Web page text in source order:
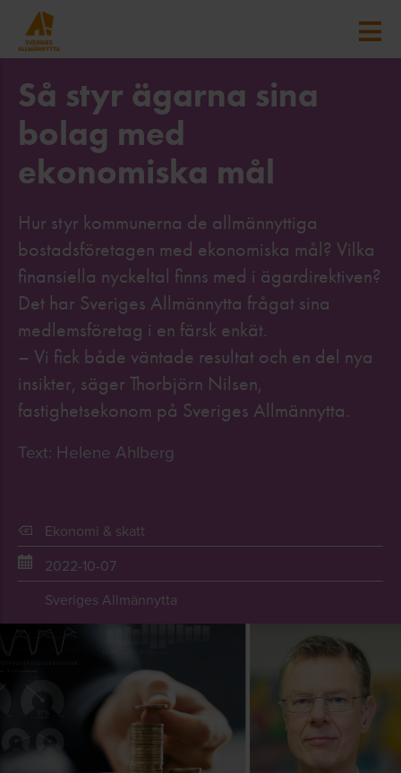
Så styr ägarna sina
bolag med
ekonomiska mål
Hur styr kommunerna de allmännyttiga
bostadsföretagen med ekonomiska mål? Vilka
finansiella nyckeltal finns med i ägardirektiven?
Det har Sveriges Allmännytta frågat sina
medlemsföretag i en färsk enkät.
– Vi fick både väntade resultat och en del nya
insikter, säger Thorbjörn Nilsen,
fastighetsekonom på Sveriges Allmännytta.
Text: Helene Ahlberg
Ekonomi & skatt
2022-10-07
Sveriges Allmännytta